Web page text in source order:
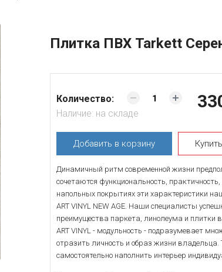
Плитка ПВХ Tarkett
Количество:
Наличие: на складе
Добавить в корзину
Динамичный ритм современной жизни
сочетаются функциональность,
напольных покрытиях эти характеристики
ART VINYL NEW AGE. Наши специалисты
преимущества паркета, линолеума и плитки
ART VINYL - модульность - подразумевает
отразить личность и образ жизни
самостоятельно наполнить интерьер